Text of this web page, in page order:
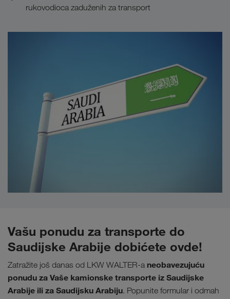
rukovodioca zaduženih za transport
Vašu ponudu za transporte do
Saudijske Arabije dobićete ovde!
Zatražite još danas od LKW WALTER-a neobavezujuću
ponudu za Vaše kamionske transporte iz Saudijske
Arabije ili za Saudijsku Arabiju. Popunite formular i odmah